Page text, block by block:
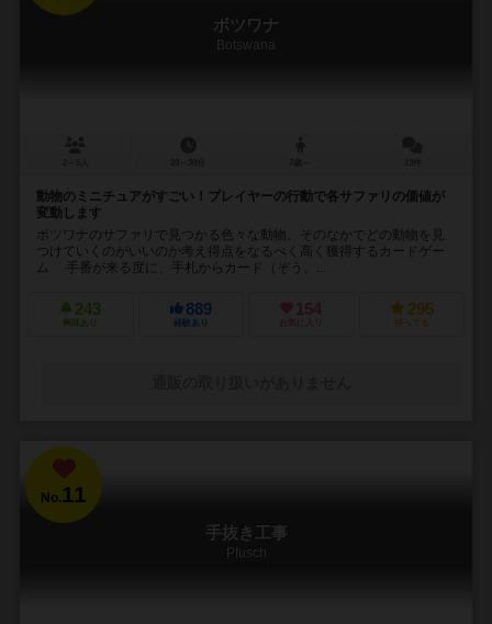
ボツワナ
Botswana
動物のミニチュアがすごい！プレイヤーの行動で各サファリの価値が
変動します
ボツワナのサファリで見つかる色々な動物、そのなかでどの動物を見
つけていくのがいいのか考え得点をなるべく高く獲得するカードゲー
ム 手番が来る度に、手札からカード（ぞう、...
243
興味あり
889
経験あり
154
お気に入り
295
持ってる
No.11
手抜き工事
Pfusch